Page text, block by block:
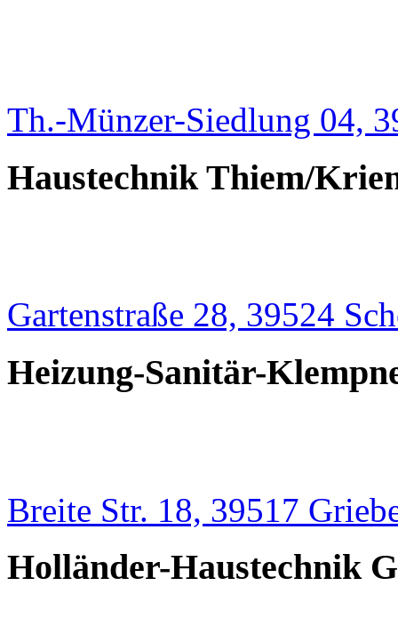
Th.-Münzer-Siedlung 04,
Haustechnik Thiem/
Gartenstraße 28, 39524
Heizung-Sanitär-
Breite Str. 18, 39517
Holländer-Haustechnik